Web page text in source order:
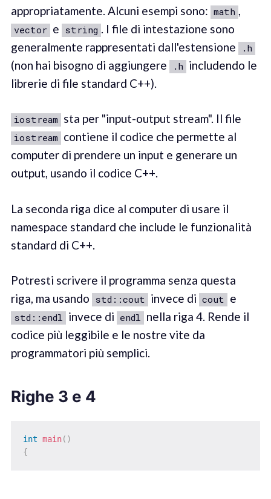
appropriatamente. Alcuni esempi sono: math ,
vector e string . I file di intestazione sono
generalmente rappresentati dall'estensione
.h
(non hai bisogno di aggiungere .h includendo le
librerie di file standard C++).
iostream sta per "input-output stream". Il file
iostream contiene il codice che permette al
computer di prendere un input e generare un
output, usando il codice C++.
La seconda riga dice al computer di usare il
namespace standard che include le funzionalità
standard di C++.
Potresti scrivere il programma senza questa
riga, ma usando std::cout invece di cout e
std::endl invece di endl nella riga 4. Rende il
codice più leggibile e le nostre vite da
programmatori più semplici.
Righe 3 e 4
int main( )
{